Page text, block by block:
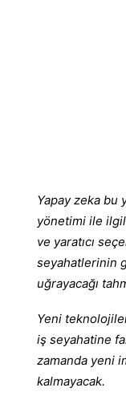
Yapay zeka bu
yönetimi ile
ve yaratıcı
seyahatlerinin
uğrayacağı
Yeni
iş seyahatine
zamanda yeni
kalmayacak.